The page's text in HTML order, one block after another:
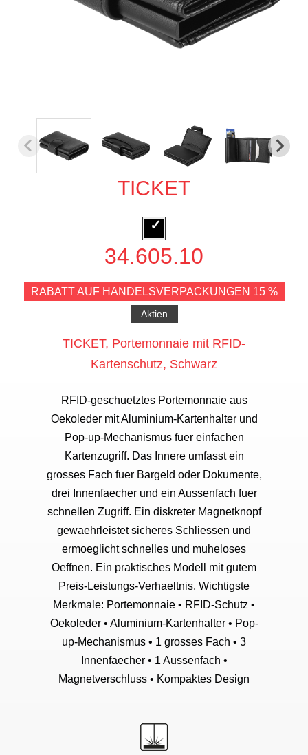
TICKET
34.605.10
RABATT AUF HANDELSVERPACKUNGEN 15 %
Aktien
TICKET, Portemonnaie mit RFID-
Kartenschutz, Schwarz
RFID-geschuetztes Portemonnaie aus
Oekoleder mit Aluminium-Kartenhalter und
Pop-up-Mechanismus fuer einfachen
Kartenzugriff. Das Innere umfasst ein
grosses Fach fuer Bargeld oder Dokumente,
drei Innenfaecher und ein Aussenfach fuer
schnellen Zugriff. Ein diskreter Magnetknopf
gewaehrleistet sicheres Schliessen und
ermoeglicht schnelles und muheloses
Oeffnen. Ein praktisches Modell mit gutem
Preis-Leistungs-Verhaeltnis. Wichtigste
Merkmale: Portemonnaie • RFID-Schutz •
Oekoleder • Aluminium-Kartenhalter • Pop-
up-Mechanismus • 1 grosses Fach • 3
Innenfaecher • 1 Aussenfach •
Magnetverschluss • Kompaktes Design